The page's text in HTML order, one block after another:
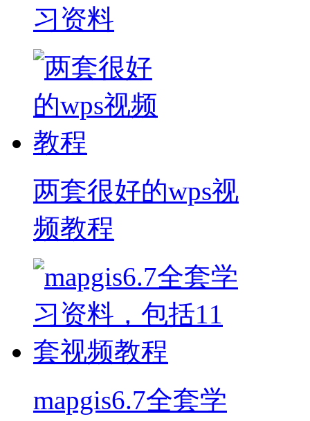
习资料
两套很好的wps视
频教程
mapgis6.7全套学